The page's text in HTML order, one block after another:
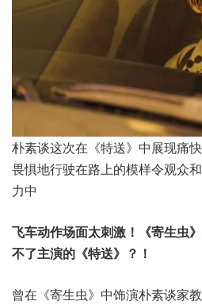
朴素谈这次在《特送》中展现痛
畏惧地行驶在路上的模样令观众
力中
飞车动作场面太刺激！《寄生虫
不了主演的《特送》？！
曾在《寄生虫》中饰演朴素谈家